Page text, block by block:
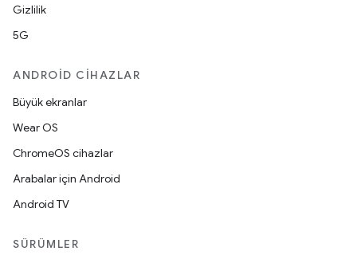
Gizlilik
5G
ANDROID CIHAZLAR
Büyük ekranlar
Wear OS
ChromeOS cihazlar
Arabalar için Android
Android TV
SÜRÜMLER